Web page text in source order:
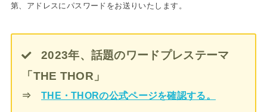
第、アドレスにパスワードをお送りいたします。
2023年、話題のワードプレステーマ
「THE THOR」
⇒ THE・THORの公式ページを確認する。